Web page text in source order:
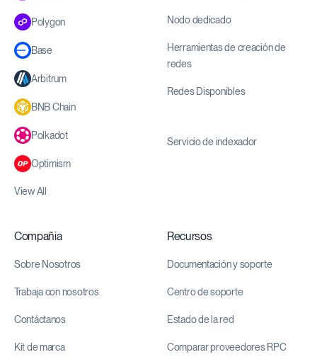
Polygon
Base
Arbitrum
BNB Chain
Polkadot
Optimism
View All
Nodo dedicado
Herramientas de creación de
redes
Redes Disponibles
Servicio de indexador
Compañia
Sobre Nosotros
Trabaja con nosotros
Contáctanos
Kit de marca
Recursos
Documentación y soporte
Centro de soporte
Estado de la red
Comparar proveedores RPC